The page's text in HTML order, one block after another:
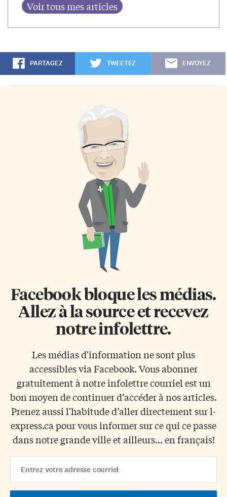
PARTAGEZ TWEETEZ ENVOYEZ
Facebook bloque les médias.
Allez à la source et recevez
notre infolettre.
Les médias d'information ne sont plus
accessibles via Facebook. Vous abonner
gratuitement à notre infolettre courriel est un
bon moyen de continuer d’accéder à nos articles.
Prenez aussi l'habitude d’aller directement sur l-
express.ca pour vous informer sur ce qui ce passe
dans notre grande ville et ailleurs... en français!
Address